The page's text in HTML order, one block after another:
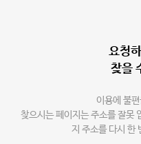
요청
찾을
이용에 불
찾으시는 페이지는 주소를 잘못
지 주소를 다시 한